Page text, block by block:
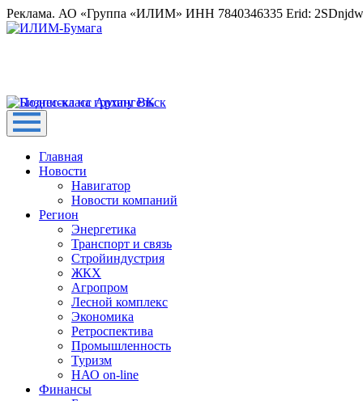
Реклама. АО «Группа «ИЛИМ» ИНН 7840346335 Erid:
Главная
Новости
Навигатор
Новости компаний
Регион
Энергетика
Транспорт и связь
Стройиндустрия
ЖКХ
Агропром
Лесной комплекс
Экономика
Ретроспектива
Промышленность
Туризм
НАО on-line
Финансы